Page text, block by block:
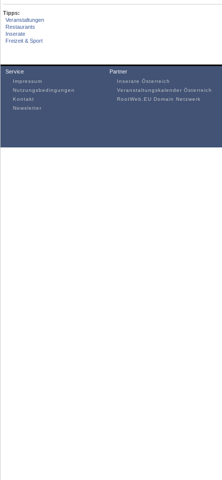
Tipps:
Veranstaltungen
Restaurants
Inserate
Freizeit & Sport
Service
Impressum
Nutzungsbedingungen
Kontakt
Newsletter
Partner
Inserate Österreich
Veranstaltungskalender Österreich
RootWeb.EU Domain Netzwerk